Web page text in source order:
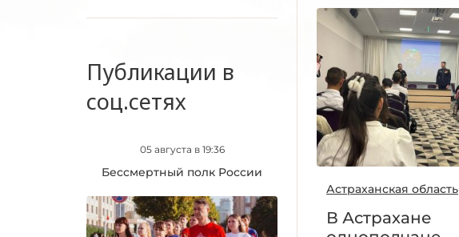
Публикации в
соц.сетях
05 августа в 19:36
Бессмертный полк России
Астраханская область
В Астрахане